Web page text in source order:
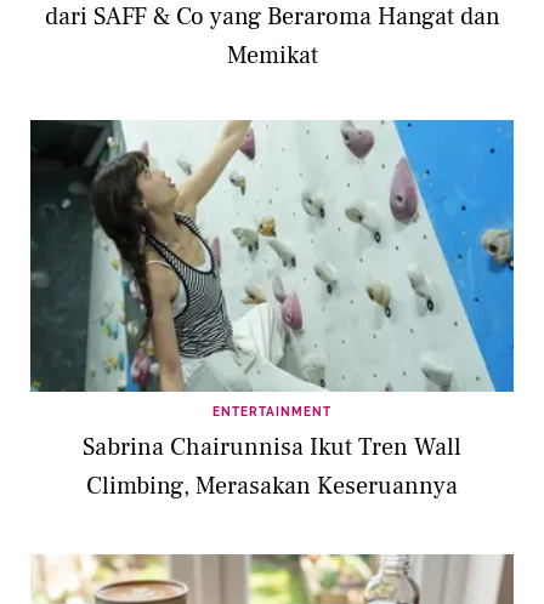
dari SAFF & Co yang Beraroma Hangat dan
Memikat
ENTERTAINMENT
Sabrina Chairunnisa Ikut Tren Wall
Climbing, Merasakan Keseruannya